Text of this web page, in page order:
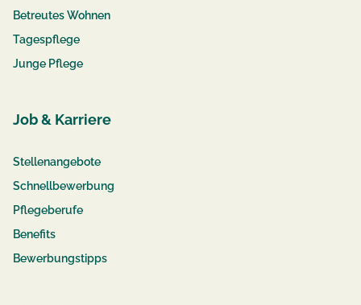
Betreutes Wohnen
Tagespflege
Junge Pflege
Job & Karriere
Stellenangebote
Schnellbewerbung
Pflegeberufe
Benefits
Bewerbungstipps